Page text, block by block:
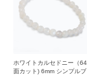
ホワイトカルセドニー（64
面カット) 6mm シンプルブ